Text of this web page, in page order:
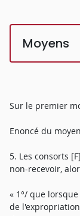
Moyens
Sur le premier
Enoncé du moyen
5. Les consorts
non-recevoir,
« 1°/ que
de